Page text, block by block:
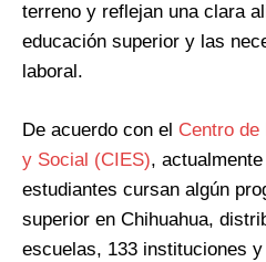
terreno y reflejan una clara
educación superior y las
laboral.
De acuerdo con el Centro
y Social (CIES),
estudiantes cursan algún
superior en Chihuahua,
escuelas, 133 instituciones